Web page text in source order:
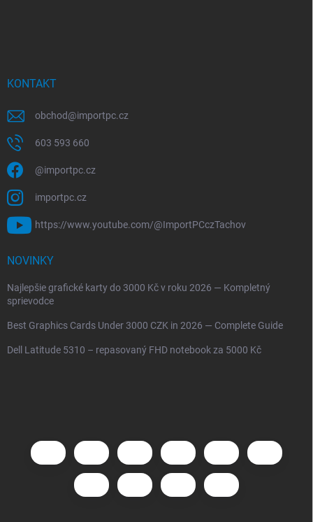
KONTAKT
obchod@importpc.cz
603 593 660
@importpc.cz
importpc.cz
https://www.youtube.com/@ImportPCczTachov
NOVINKY
Najlepšie grafické karty do 3000 Kč v roku 2026 — Kompletný
sprievodce
Best Graphics Cards Under 3000 CZK in 2026 — Complete Guide
Dell Latitude 5310 – repasovaný FHD notebook za 5000 Kč